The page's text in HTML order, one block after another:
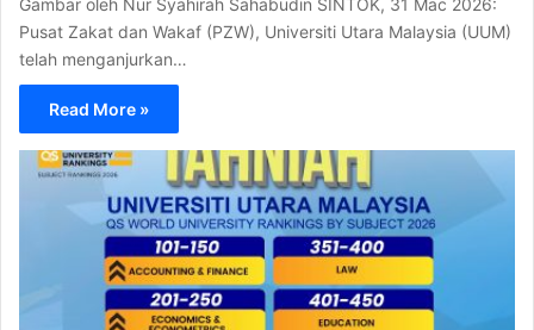
Gambar oleh Nur Syahirah Sahabudin SINTOK, 31 Mac 2026:
Pusat Zakat dan Wakaf (PZW), Universiti Utara Malaysia (UUM)
telah menganjurkan…
Read More »